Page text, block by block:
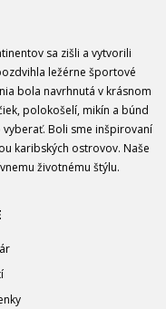
sa zišli a vytvorili
ležérne športové
bola navrhnutá v krásnom
polokošelí, mikín a búnd
Boli sme inšpirovaní
karibských ostrovov. Naše
životnému štýlu.